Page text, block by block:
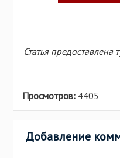
Статья предоставлена
Просмотров: 4405
Добавление